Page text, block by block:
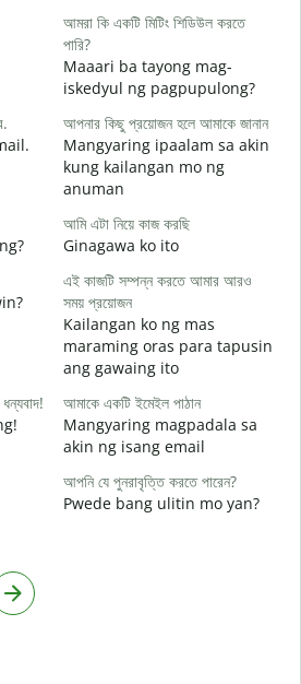
আমরা কি একটি মিটিং শিডিউল করতে
পারি?
Maaari ba tayong mag-
iskedyul ng pagpupulong?
আপনার কিছু প্রয়োজন হলে আমাকে জানান
Mangyaring ipaalam sa akin
kung kailangan mo ng
anuman
আমি এটা নিয়ে কাজ করছি
Ginagawa ko ito
এই কাজটি সম্পন্ন করতে আমার আরও
সময় প্রয়োজন
Kailangan ko ng mas
maraming oras para tapusin
ang gawaing ito
আমাকে একটি ইমেইল পাঠান
Mangyaring magpadala sa
akin ng isang email
আপনি যে পুনরাবৃত্তি করতে পারেন?
Pwede bang ulitin mo yan?